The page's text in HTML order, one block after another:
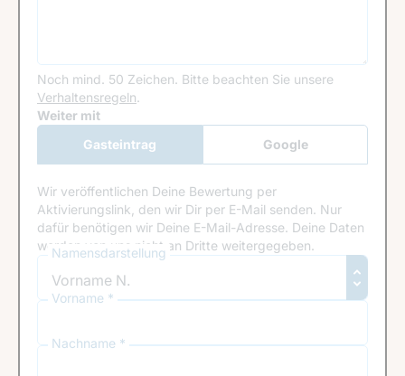
Noch mind. 50 Zeichen. Bitte beachten Sie unsere
Verhaltensregeln.
Google Recaptcha
Weiter mit
Gasteintrag
Google
Anmeldung
Wir veröffentlichen Deine Bewertung per
Aktivierungslink, den wir Dir per E-Mail senden. Nur
dafür benötigen wir Deine E-Mail-Adresse. Deine Daten
werden von uns nicht an Dritte weitergegeben.
Namensdarstellung
Vorname *
Nachname *